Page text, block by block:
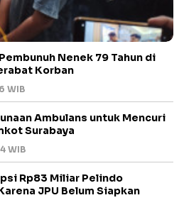
Nenek 79 Tahun di
Korban
WIB
Ambulans untuk Mencuri
Surabaya
WIB
Rp83 Miliar Pelindo
JPU Belum Siapkan